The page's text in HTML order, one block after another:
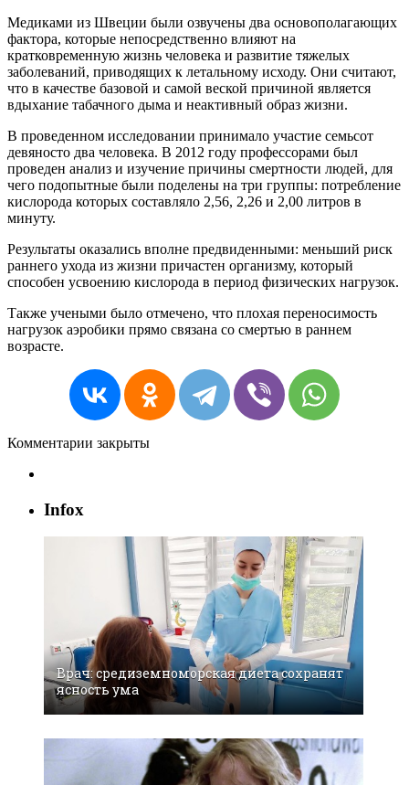
Медиками из Швеции были озвучены два основополагающих
фактора, которые непосредственно влияют на
кратковременную жизнь человека и развитие тяжелых
заболеваний, приводящих к летальному исходу. Они считают,
что в качестве базовой и самой веской причиной является
вдыхание табачного дыма и неактивный образ жизни.
В проведенном исследовании принимало участие семьсот
девяносто два человека. В 2012 году профессорами был
проведен анализ и изучение причины смертности людей, для
чего подопытные были поделены на три группы: потребление
кислорода которых составляло 2,56, 2,26 и 2,00 литров в
минуту.
Результаты оказались вполне предвиденными: меньший риск
раннего ухода из жизни причастен организму, который
способен усвоению кислорода в период физических нагрузок.
Также учеными было отмечено, что плохая переносимость
нагрузок аэробики прямо связана со смертью в раннем
возрасте.
Комментарии закрыты
Infox
Врач: средиземноморская диета сохранят
ясность ума